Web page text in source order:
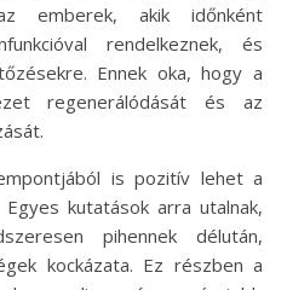
emberek, akik időnként
rendelkeznek, és
Ennek oka, hogy a
regenerálódását és az
is pozitív lehet a
kutatások arra utalnak,
pihennek délután,
kockázata. Ez részben a